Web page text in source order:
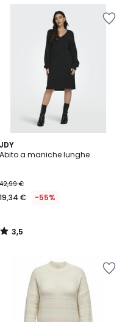
JDY
Abito a maniche lunghe
42,99 €
19,34 € -55%
3,5
/ 5
3,5
/